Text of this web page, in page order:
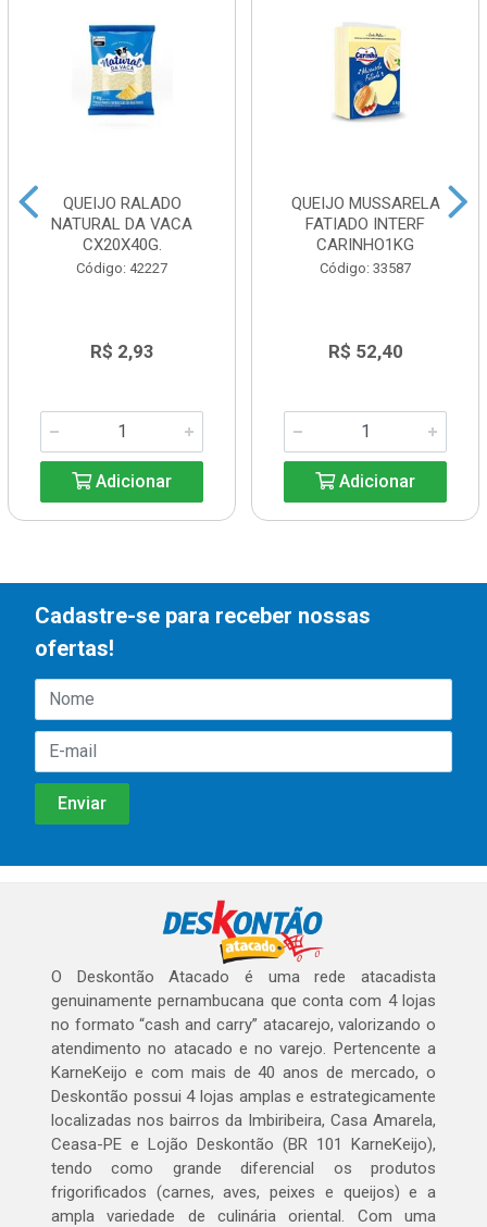
QUEIJO RALADO
NATURAL DA VACA
CX20X40G.
Código: 42227
R$ 2,93
Adicionar
QUEIJO MUSSARELA
FATIADO INTERF
CARINHO1KG
Código: 33587
R$ 52,40
Adicionar
Cadastre-se para receber nossas
ofertas!
O Deskontão Atacado é uma rede atacadista
genuinamente pernambucana que conta com 4 lojas
no formato “cash and carry” atacarejo, valorizando o
atendimento no atacado e no varejo. Pertencente a
KarneKeijo e com mais de 40 anos de mercado, o
Deskontão possui 4 lojas amplas e estrategicamente
localizadas nos bairros da Imbiribeira, Casa Amarela,
Ceasa-PE e Lojão Deskontão (BR 101 KarneKeijo),
tendo como grande diferencial os produtos
frigorificados (carnes, aves, peixes e queijos) e a
ampla variedade de culinária oriental. Com uma